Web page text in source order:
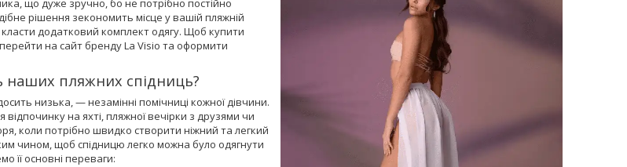
що дуже зручно, бо не потрібно постійно
рішення зекономить місце у вашій пляжній
класти додатковий комплект одягу. Щоб купити
перейти на сайт бренду La Visio та оформити
наших пляжних спідниць?
низька, — незамінні помічниці кожної дівчини.
відпочинку на яхті, пляжної вечірки з друзями чи
коли потрібно швидко створити ніжний та легкий
чином, щоб спідницю легко можна було одягнути
її основні переваги: